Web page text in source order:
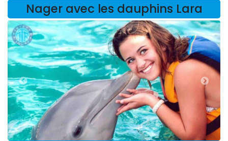
Nager avec les dauphins Lara